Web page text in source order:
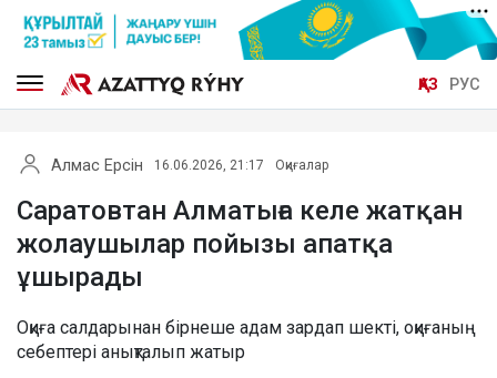
ҚАЗ РУС
Алмас Ерсін 16.06.2026, 21:17 Оқиғалар
Саратовтан Алматыға келе жатқан
жолаушылар пойызы апатқа
ұшырады
Оқиға салдарынан бірнеше адам зардап шекті, оқиғаның
себептері анықталып жатыр